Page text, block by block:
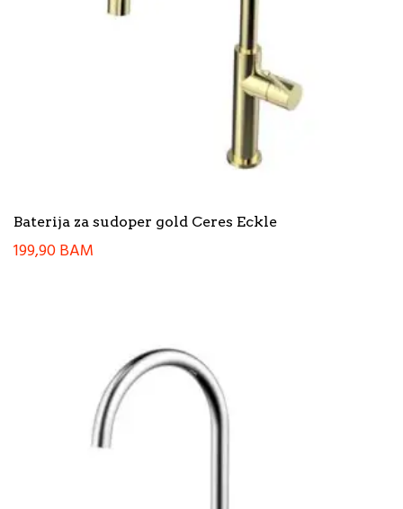
Baterija za sudoper gold Ceres Eckle
199,90BAM